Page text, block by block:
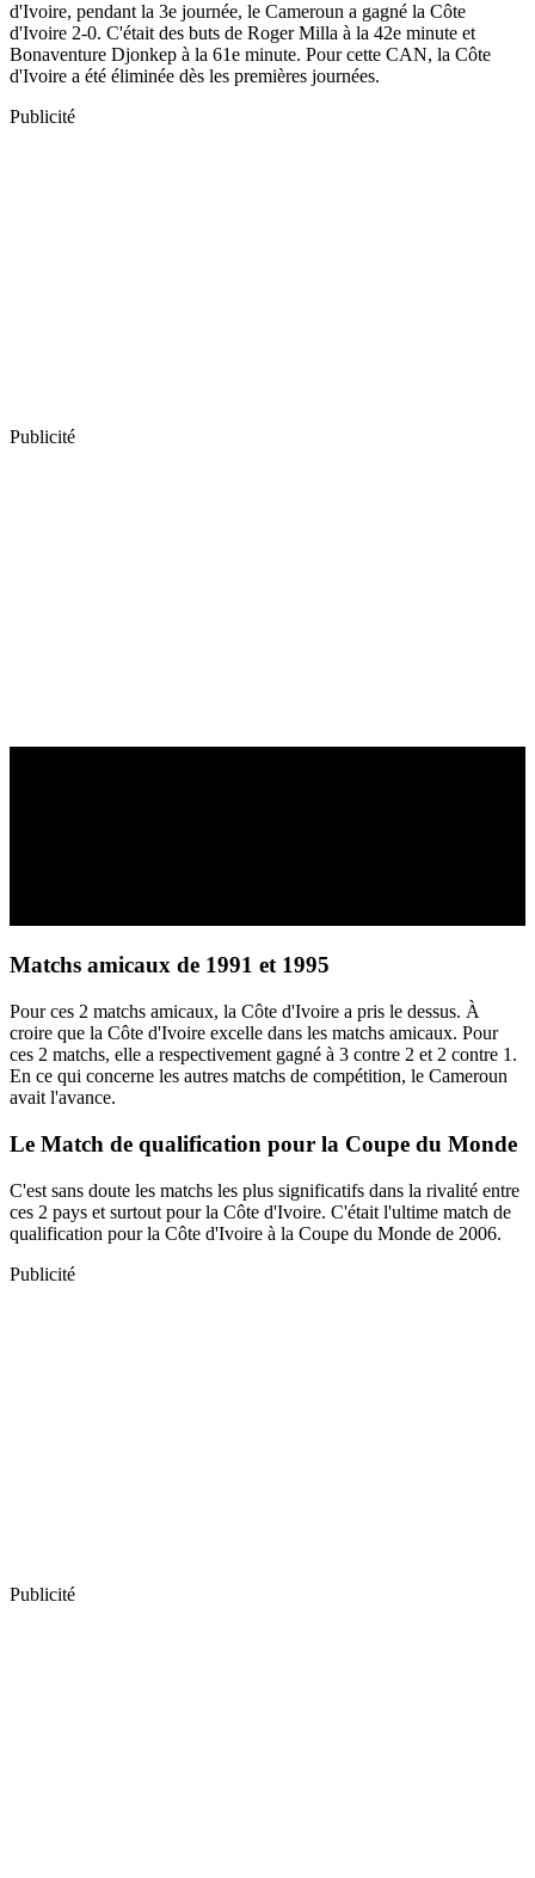
d'Ivoire, pendant la 3e journée, le Cameroun a gagné la Côte
d'Ivoire 2-0. C'était des buts de Roger Milla à la 42e minute et
Bonaventure Djonkep à la 61e minute. Pour cette CAN, la Côte
d'Ivoire a été éliminée dès les premières journées.
Publicité
Publicité
Matchs amicaux de 1991 et 1995
Pour ces 2 matchs amicaux, la Côte d'Ivoire a pris le dessus. À
croire que la Côte d'Ivoire excelle dans les matchs amicaux. Pour
ces 2 matchs, elle a respectivement gagné à 3 contre 2 et 2 contre 1.
En ce qui concerne les autres matchs de compétition, le Cameroun
avait l'avance.
Le Match de qualification pour la Coupe du Monde
C'est sans doute les matchs les plus significatifs dans la rivalité entre
ces 2 pays et surtout pour la Côte d'Ivoire. C'était l'ultime match de
qualification pour la Côte d'Ivoire à la Coupe du Monde de 2006.
Publicité
Publicité